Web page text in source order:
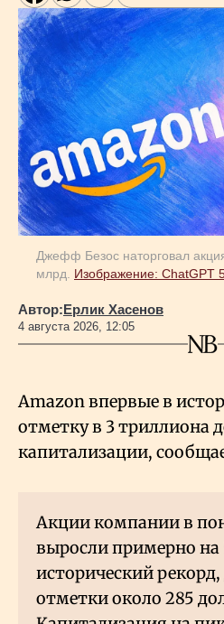
Джефф Безос наторговал
млрд. Изображение: ChatGPT
Автор:Ерлик Хасенов
4 августа 2026, 12:05
Amazon впервые в
отметку в 3 триллиона
капитализации,
Акции компании в
выросли примерно на
исторический
отметки около 285